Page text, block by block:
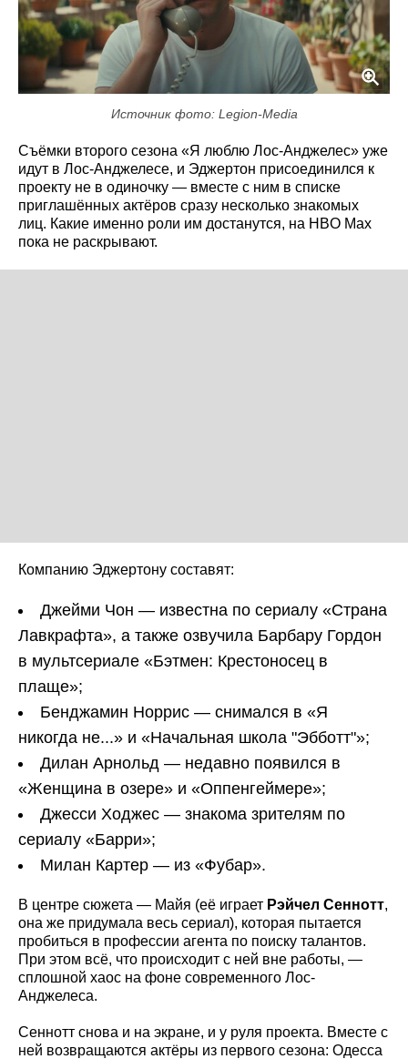
Источник фото: Legion-Media
Съёмки второго сезона «Я люблю Лос-Анджелес» уже
идут в Лос-Анджелесе, и Эджертон присоединился к
проекту не в одиночку — вместе с ним в списке
приглашённых актёров сразу несколько знакомых
лиц. Какие именно роли им достанутся, на HBO Max
пока не раскрывают.
Компанию Эджертону составят:
Джейми Чон — известна по сериалу «Страна
Лавкрафта», а также озвучила Барбару Гордон
в мультсериале «Бэтмен: Крестоносец в
плаще»;
Бенджамин Норрис — снимался в «Я
никогда не...» и «Начальная школа "Эбботт"»;
Дилан Арнольд — недавно появился в
«Женщина в озере» и «Оппенгеймере»;
Джесси Ходжес — знакома зрителям по
сериалу «Барри»;
Милан Картер — из «Фубар».
В центре сюжета — Майя (её играет Рэйчел Сеннотт,
она же придумала весь сериал), которая пытается
пробиться в профессии агента по поиску талантов.
При этом всё, что происходит с ней вне работы, —
сплошной хаос на фоне современного Лос-
Анджелеса.
Сеннотт снова и на экране, и у руля проекта. Вместе с
ней возвращаются актёры из первого сезона: Одесса